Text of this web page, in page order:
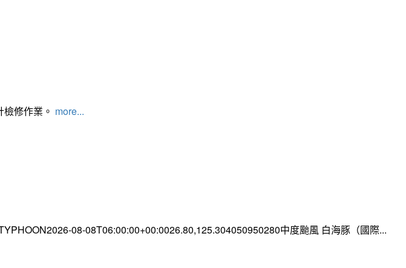
修作業。 more...
08-08T06:00:00+00:0026.80,125.304050950280中度颱風 白海豚（國際...